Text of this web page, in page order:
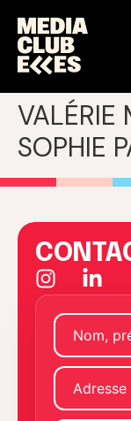
VALÉRIE
SOPHIE